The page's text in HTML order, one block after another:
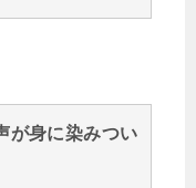
が身に染みつい